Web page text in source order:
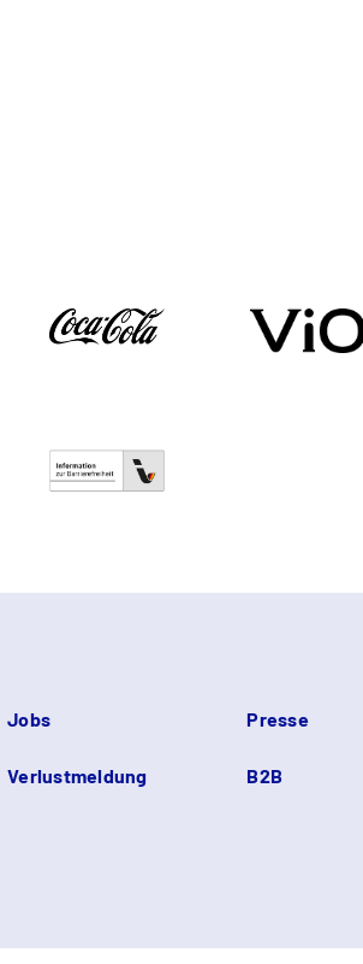
Jobs Presse
Verlustmeldung B2B